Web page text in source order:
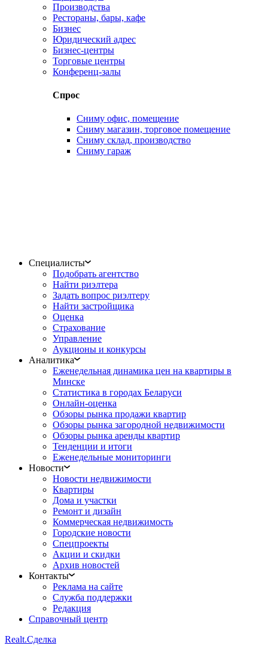
Производства
Рестораны, бары, кафе
Бизнес
Юридический адрес
Бизнес-центры
Торговые центры
Конференц-залы
Спрос
Сниму офис, помещение
Сниму магазин, торговое помещение
Сниму склад, производство
Сниму гараж
Специалисты
Подобрать агентство
Найти риэлтера
Задать вопрос риэлтеру
Найти застройщика
Оценка
Страхование
Управление
Аукционы и конкурсы
Аналитика
Еженедельная динамика цен на квартиры в
Минске
Статистика в городах Беларуси
Онлайн-оценка
Обзоры рынка продажи квартир
Обзоры рынка загородной недвижимости
Обзоры рынка аренды квартир
Тенденции и итоги
Еженедельные мониторинги
Новости
Новости недвижимости
Квартиры
Дома и участки
Ремонт и дизайн
Коммерческая недвижимость
Городские новости
Спецпроекты
Акции и скидки
Архив новостей
Контакты
Реклама на сайте
Служба поддержки
Редакция
Справочный центр
Realt.Сделка